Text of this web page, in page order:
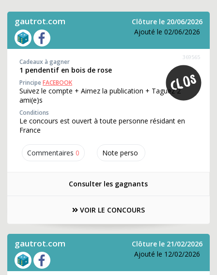
gautrot.com
Clôture le 20/06/2026
Ajouté le 02/06/2026
Commentaires 0 Note perso
369565
Cadeaux à gagner
1 pendentif en bois de rose
PrincipeFACEBOOK
Suivez le compte + Aimez la publication + Taguez 2
ami(e)s
Conditions
Le concours est ouvert à toute personne résidant en
France
Consulter les gagnants
VOIR LE CONCOURS
gautrot.com
Clôture le 21/02/2026
Ajouté le 12/02/2026